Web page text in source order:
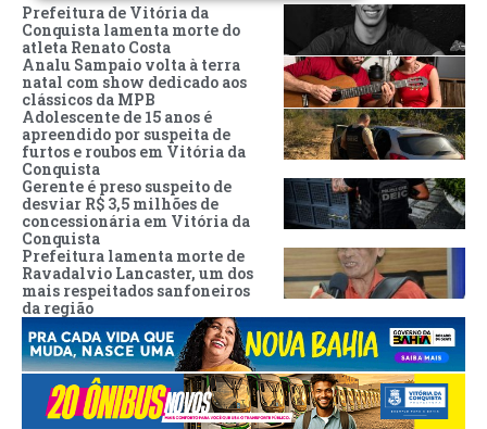
Prefeitura de Vitória da
Conquista lamenta morte do
atleta Renato Costa
Analu Sampaio volta à terra
natal com show dedicado aos
clássicos da MPB
Adolescente de 15 anos é
apreendido por suspeita de
furtos e roubos em Vitória da
Conquista
Gerente é preso suspeito de
desviar R$ 3,5 milhões de
concessionária em Vitória da
Conquista
Prefeitura lamenta morte de
Ravadalvio Lancaster, um dos
mais respeitados sanfoneiros
da região